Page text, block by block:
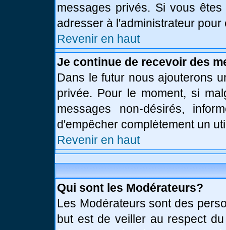
messages privés. Si vous
adresser à l'administrateur
Revenir en haut
Je continue de recevoir des
Dans le futur nous ajouterons
privée. Pour le moment, si
messages non-désirés,
d'empêcher complètement un
Revenir en haut
Qui sont les Modérateurs?
Les Modérateurs sont des
but est de veiller au respect